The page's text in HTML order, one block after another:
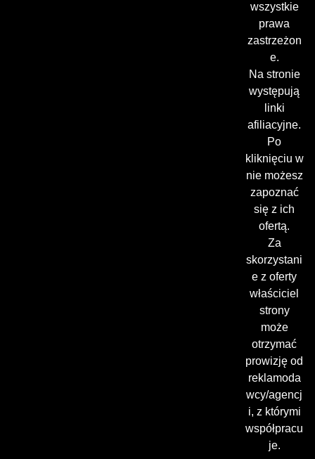
wszystkie
prawa
zastrzeżon
e.
Na stronie
występują
linki
afiliacyjne.
Po
kliknięciu w
nie możesz
zapoznać
się z ich
ofertą.
Za
skorzystani
e z oferty
właściciel
strony
może
otrzymać
prowizję od
reklamoda
wcy/agencj
i, z którymi
współpracu
je.